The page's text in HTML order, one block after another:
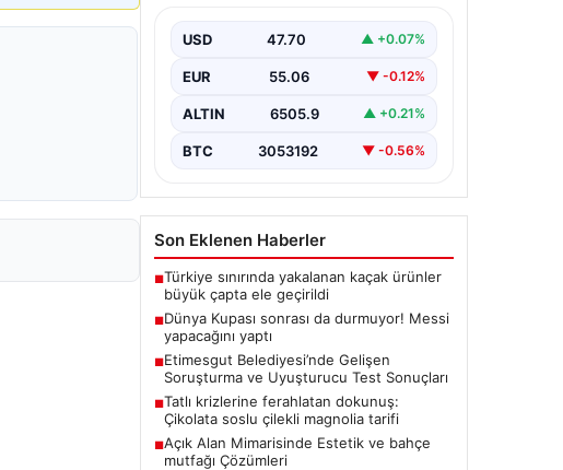
USD 47.70 ▲ +0.07%
EUR 55.06 ▼ -0.12%
ALTIN 6505.9 ▲ +0.21%
BTC 3053192 ▼ -0.56%
Son Eklenen Haberler
■Türkiye sınırında yakalanan kaçak ürünler
büyük çapta ele geçirildi
■Dünya Kupası sonrası da durmuyor! Messi
yapacağını yaptı
■Etimesgut Belediyesi’nde Gelişen
Soruşturma ve Uyuşturucu Test Sonuçları
■Tatlı krizlerine ferahlatan dokunuş:
Çikolata soslu çilekli magnolia tarifi
■Açık Alan Mimarisinde Estetik ve bahçe
mutfağı Çözümleri